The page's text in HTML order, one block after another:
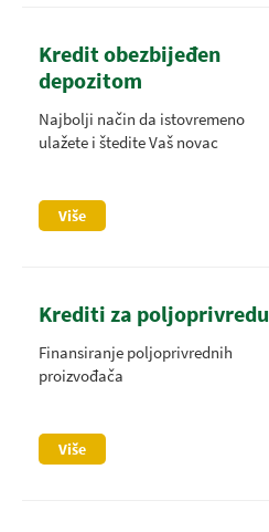
Kredit obezbijeđen
depozitom
Najbolji način da istovremeno
ulažete i štedite Vaš novac
Više
Krediti za poljoprivredu
Finansiranje poljoprivrednih
proizvođača
Više